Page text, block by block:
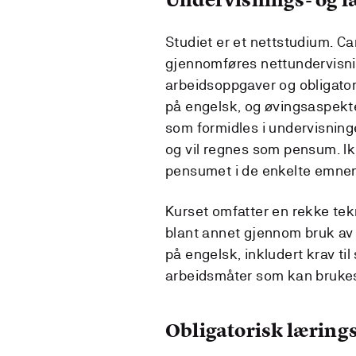
Studiet er et nettstudium.
gjennomføres
arbeidsoppgaver og
på engelsk, og
som formidles i
og vil regnes som pensum.
pensumet i de enkelte
Kurset omfatter en rekke
blant annet gjennom bruk
på engelsk, inkludert krav
arbeidsmåter som kan
Obligatorisk